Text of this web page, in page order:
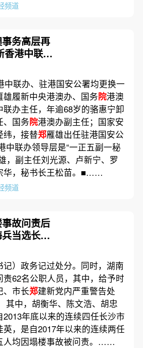
频道
务高层再
香港中联办
中联办、驻港国安公署均更换一
雄履新中央港澳办、国务院港澳
办主任，年逾68岁的骆惠宁卸
、国务院港澳办副主任；国家安
纬，接替郑雁雄出任驻港国安公
中联办领导层是“一正五副一秘
，副主任刘光源、卢新宁、罗
华，秘书长王松苗。■……
频道
故问责后
当选长沙
记）政务记过处分。同时，湖南
62名公职人员，其中，给予时
、市长郑建新党内严重警告处
其中，胡衡华、陈文浩、胡忠
2013年底以来的连续四任长沙市
，是自2017年以来的连续两任
人均因塌楼事故被问责。……